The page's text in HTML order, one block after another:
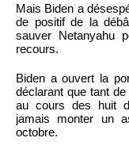
Mais Biden a
de positif de la
sauver Netanyahu
recours.
Biden a ouvert la
déclarant que tant
au cours des huit
jamais monter un
octobre.